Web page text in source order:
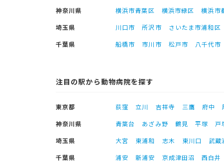
神奈川県
横浜市青葉区 横浜市緑区 横浜市
埼玉県
川口市 所沢市 さいたま市浦和区
千葉県
船橋市 市川市 松戸市 八千代市
注目の駅から動物病院を探す
東京都 荻窪 立川 吉祥寺 三鷹 府中
神奈川県
青葉台 あざみ野 鶴見 平塚 戸
埼玉県
大宮 東浦和 志木 東川口 武蔵
千葉県
浦安 新浦安 京成津田沼 西白井